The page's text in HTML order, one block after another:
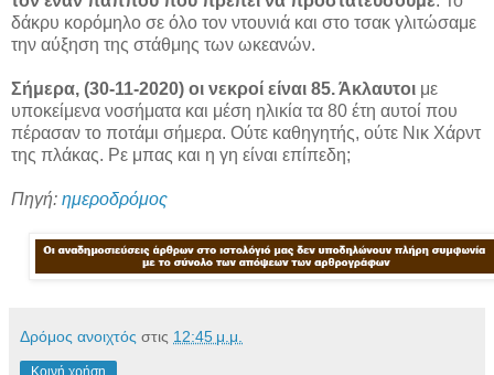
δάκρυ κορόμηλο σε όλο τον ντουνιά και στο τσακ γλιτώσαμε
την αύξηση της στάθμης των ωκεανών.
Σήμερα, (30-11-2020) οι νεκροί είναι 85. Άκλαυτοι με
υποκείμενα νοσήματα και μέση ηλικία τα 80 έτη αυτοί που
πέρασαν το ποτάμι σήμερα. Ούτε καθηγητής, ούτε Νικ Χάρντ
της πλάκας. Ρε μπας και η γη είναι επίπεδη;
Πηγή: ημεροδρόμος
Δρόμος ανοιχτός στις 12:45 μ.μ.